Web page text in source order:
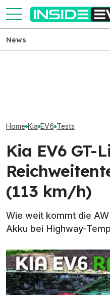
News
Home Kia EV6 Tests
Kia EV6 GT-
(113 km/h)
Wie weit kommt die
Akku bei Highway-